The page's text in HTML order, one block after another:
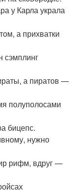
у Карла украла
а прихватки
сэмплинг
а пиратов —
полуполосами
бицепс.
нужно
рифм, вдруг —